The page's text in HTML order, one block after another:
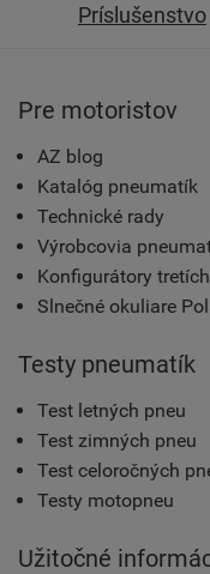
Príslušenstvo
Pre motoristov
AZ blog
Katalóg pneumatík
Technické rady
Výrobcovia
Konfigurátory
Slnečné okuliare
Testy pneumatík
Test letných pneu
Test zimných pneu
Test celoročných
Testy motopneu
Užitočné